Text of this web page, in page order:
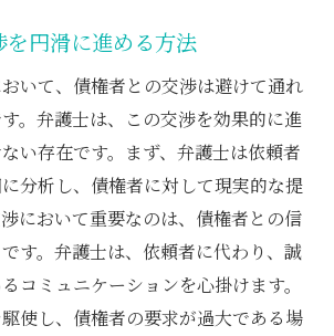
円滑に進める方法
いて、債権者との交渉は避けて通れ
。弁護士は、この交渉を効果的に進
い存在です。まず、弁護士は依頼者
分析し、債権者に対して現実的な提
において重要なのは、債権者との信
す。弁護士は、依頼者に代わり、誠
コミュニケーションを心掛けます。
使し、債権者の要求が過大である場